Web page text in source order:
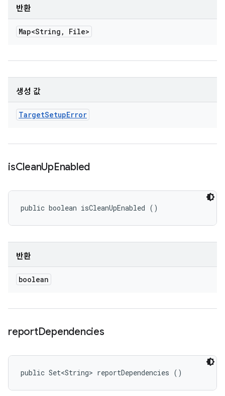
반환
Map<String , File>
생성 값
TargetSetupError
isCleanUpEnabled
public boolean isCleanUpEnabled ()
반환
boolean
reportDependencies
public Set<String> reportDependencies ()